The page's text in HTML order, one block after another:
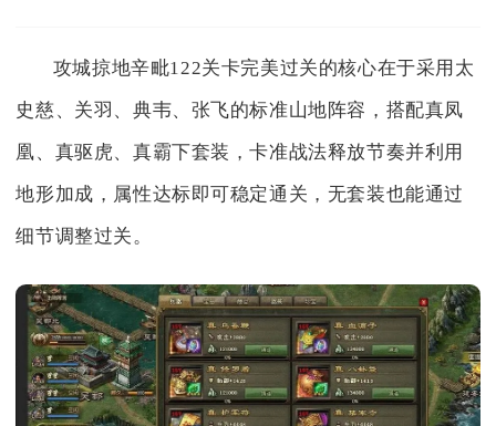
攻城掠地辛毗122关卡完美过关的核心在于采用太
史慈、关羽、典韦、张飞的标准山地阵容，搭配真凤
凰、真驱虎、真霸下套装，卡准战法释放节奏并利用
地形加成，属性达标即可稳定通关，无套装也能通过
细节调整过关。